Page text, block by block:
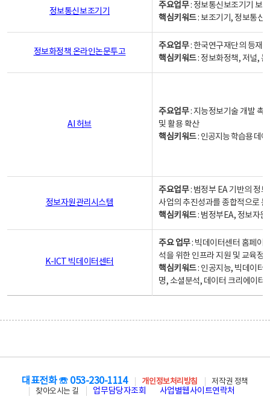
정보통신보조기기
주요업무: 정보통신보조기기 보
핵심키워드: 보조기기, 정보통신
정보화정책 온라인논문투고
주요업무: 한국연구재단의 등재
핵심키워드: 정보화정책, 저널,
AI 허브
주요업무: 지능정보기술 개발 촉
및 활용 확산
핵심키워드: 인공지능 학습용 데
정보자원관리시스템
주요업무: 범정부 EA 기반의 정
사업의 추진성과를 종합적으로
핵심키워드: 범정부EA, 정보자
K-ICT 빅데이터센터
주요 업무: 빅데이터센터 홈페이
석을 위한 인프라 지원 및 교육정
핵심키워드: 인공지능, 빅데이터,
명, 소셜분석, 데이터 크리에이터
대표전화 ☏ 053-230-1114 개인정보처리방침
저작권 정책
찾아오시는 길
업무담당자조회 사업별웹사이트연락처